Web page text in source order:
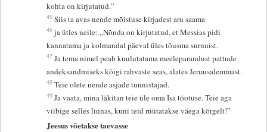
kohta on kirjutatud.”
45 Siis ta avas nende mõistuse kirjadest aru saama
46 ja ütles neile: „Nõnda on kirjutatud, et Messias pidi
kannatama ja kolmandal päeval üles tõusma surnuist.
47 Ja tema nimel peab kuulutatama meeleparandust pattude
andeksandmiseks kõigi rahvaste seas, alates Jeruusalemmast.
48 Teie olete nende asjade tunnistajad.
49 Ja vaata, mina läkitan teie üle oma Isa tõotuse. Teie aga
viibige selles linnas, kuni teid rüütatakse väega kõrgelt!”
Jeesus võetakse taevasse